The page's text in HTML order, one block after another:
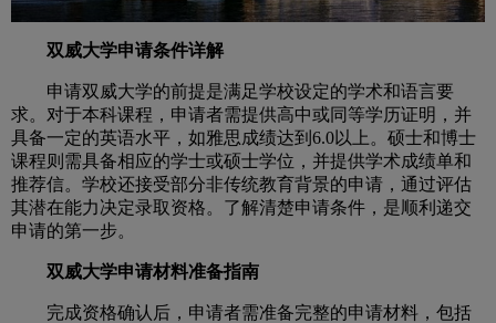
双威大学申请条件详解
申请双威大学的前提是满足学校设定的学术和语言要
求。对于本科课程，申请者需提供高中或同等学历证明，并
具备一定的英语水平，如雅思成绩达到6.0以上。硕士和博士
课程则需具备相应的学士或硕士学位，并提供学术成绩单和
推荐信。学校还接受部分非传统教育背景的申请，通过评估
其潜在能力决定录取资格。了解清楚申请条件，是顺利递交
申请的第一步。
双威大学申请材料准备指南
完成资格确认后，申请者需准备完整的申请材料，包括